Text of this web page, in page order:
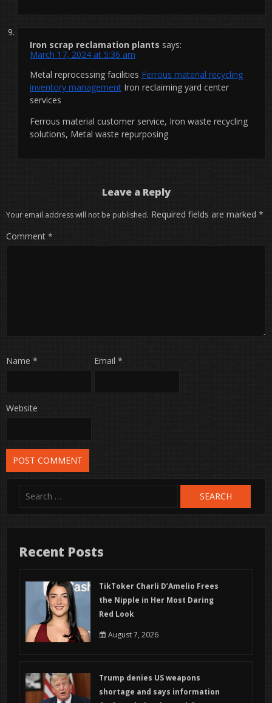
Iron scrap reclamation plants says:
March 17, 2024 at 5:36 am
Metal reprocessing facilities Ferrous material recycling
inventory management Iron reclaiming yard center
services
Ferrous material customer service, Iron waste recycling
solutions, Metal waste repurposing
Leave a Reply
Your email address will not be published. Required fields are marked *
Comment *
Name * Email *
Website
for:
Recent Posts
TikToker Charli D’Amelio Frees
the Nipple in Her Most Daring
Red Look
August 7, 2026
Trump denies US weapons
shortage and says information